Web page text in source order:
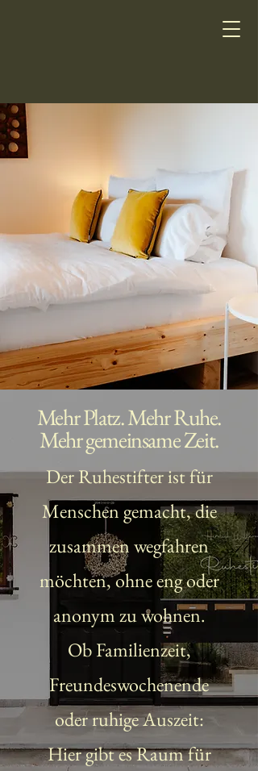
Ferienwohnungen nahe
Bodensee für Familien &
Freundesgruppen bis 10
Personen mit Sauna &
HotTub
Mehr Platz. Mehr Ruhe.
Mehr gemeinsame Zeit.
Der Ruhestifter ist für
Menschen gemacht, die
zusammen wegfahren
möchten, ohne eng oder
anonym zu wohnen.
Ob Familienzeit,
Freundeswochenende
oder ruhige Auszeit:
Hier gibt es Raum für